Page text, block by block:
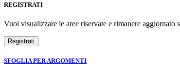
REGISTRATI
Vuoi visualizzare le aree riservate e rimanere
SFOGLIA PER ARGOMENTI